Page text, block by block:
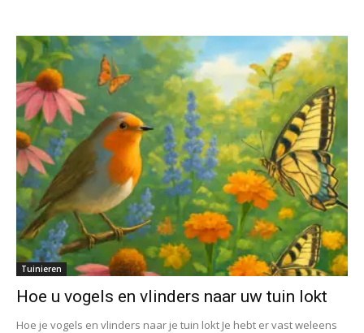
Tuinieren
Hoe u vogels en vlinders naar uw tuin lokt
Hoe je vogels en vlinders naar je tuin lokt Je hebt er vast weleens